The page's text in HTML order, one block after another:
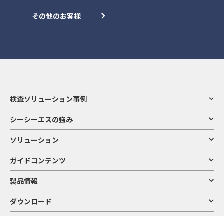
その他のお客様
検査ソリューション事例
シーシーエスの強み
ソリューション
ガイドコンテンツ
製品情報
ダウンロード